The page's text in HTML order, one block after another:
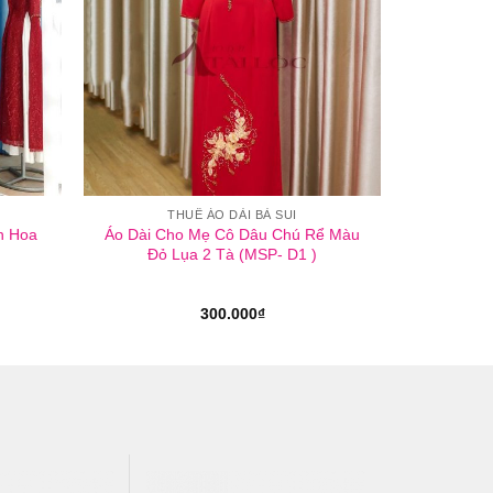
Hoa
THUÊ ÁO DÀI BÀ SUI
Áo Dài Cho Mẹ Cô Dâu Chú Rể Màu
Đỏ Lụa 2 Tà (MSP- D1 )
300.000₫